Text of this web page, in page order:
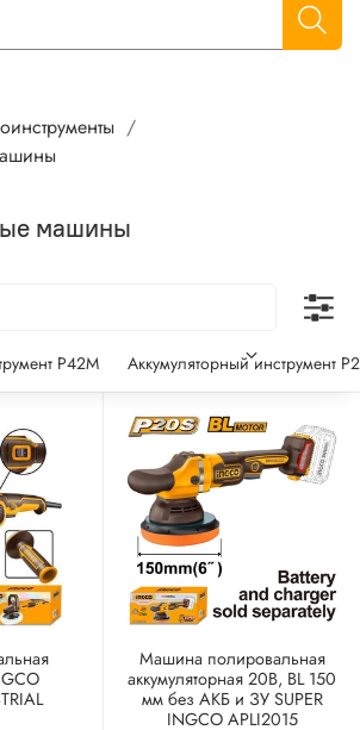
машины
P42M Аккумуляторный инструмент
Машина полировальная
аккумуляторная 20В, BL 150
мм без АКБ и ЗУ SUPER
INGCO APLI2015